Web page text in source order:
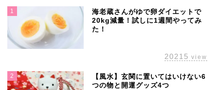
1
海老蔵さんがゆで卵ダイエットで
20kg減量！試しに1週間やってみ
た！
20215 view
2
【風水】玄関に置いてはいけない6
つの物と開運グッズ4つ